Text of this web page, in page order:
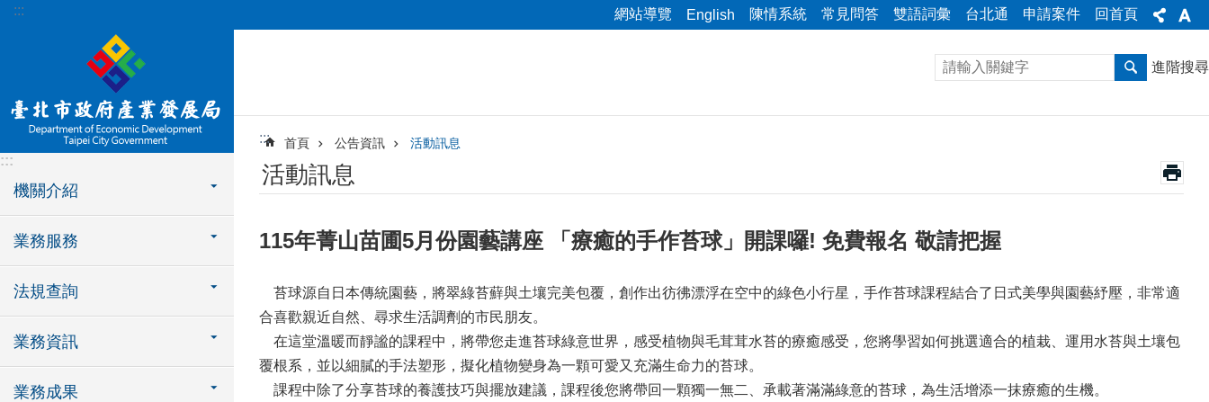
跳到主要內容區塊
::: 網站導覽 English 陳情系統 常見問答 雙語詞彙 台北通 申請案件 回首頁
:::
機關介紹
業務服務
法規查詢
業務資訊
業務成果
進階搜尋
::: 首頁 公告資訊 活動訊息
活動訊息
115年菁山苗圃5月份園藝講座 「療癒的手作苔球」開課囉! 免費報名 敬請把握
苔球源自日本傳統園藝，將翠綠苔蘚與土壤完美包覆，創作出彷彿漂浮在空中的綠色小行星，手作苔球課程結合了日式美學與園藝紓壓，非常適
合喜歡親近自然、尋求生活調劑的市民朋友。
在這堂溫暖而靜謐的課程中，將帶您走進苔球綠意世界，感受植物與毛茸茸水苔的療癒感受，您將學習如何挑選適合的植栽、運用水苔與土壤包
覆根系，並以細膩的手法塑形，擬化植物變身為一顆可愛又充滿生命力的苔球。
課程中除了分享苔球的養護技巧與擺放建議，課程後您將帶回一顆獨一無二、承載著滿滿綠意的苔球，為生活增添一抹療癒的生機。